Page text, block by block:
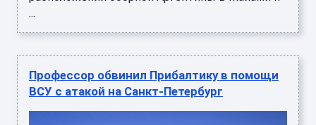
...
Профессор обвинил Прибалтику в помощи
ВСУ с атакой на Санкт-Петербург